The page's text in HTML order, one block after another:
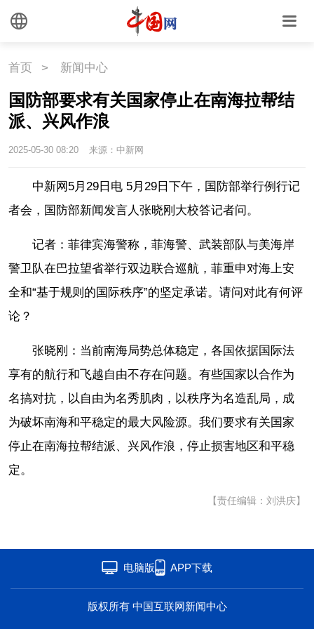
中国关键词
文化 文创 艺术
时尚
中国瓷
国情 助残 一带一路
联盟 心理 老年
首页 > 新闻中心
国防部要求有关国家停止在南海拉帮结
派、兴风作浪
2025-05-30 08:20 来源：中新网
中新网5月29日电 5月29日下午，国防部举行例行记
者会，国防部新闻发言人张晓刚大校答记者问。
记者：菲律宾海警称，菲海警、武装部队与美海岸
警卫队在巴拉望省举行双边联合巡航，菲重申对海上安
全和“基于规则的国际秩序”的坚定承诺。请问对此有何评
论？
张晓刚：当前南海局势总体稳定，各国依据国际法
享有的航行和飞越自由不存在问题。有些国家以合作为
名搞对抗，以自由为名秀肌肉，以秩序为名造乱局，成
为破坏南海和平稳定的最大风险源。我们要求有关国家
停止在南海拉帮结派、兴风作浪，停止损害地区和平稳
定。
【责任编辑：刘洪庆】
电脑版 APP下载
版权所有 中国互联网新闻中心